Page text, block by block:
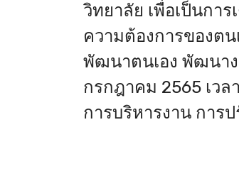
วิทยาลัย เพื่อเป็นกา
ความต้องการของต
พัฒนาตนเอง พัฒนาง
กรกฎาคม 2565 เว
การบริหารงาน การ